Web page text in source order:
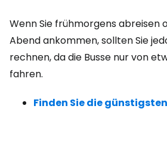
Wenn Sie frühmorgens abreisen
Abend ankommen, sollten Sie
rechnen, da die Busse nur von
fahren.
Finden Sie die